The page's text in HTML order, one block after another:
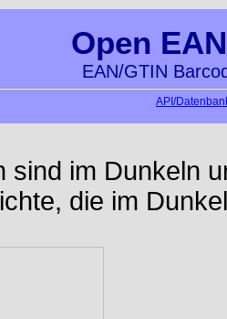
Open
EAN/GTIN
API/
sind im Dunkeln
die im